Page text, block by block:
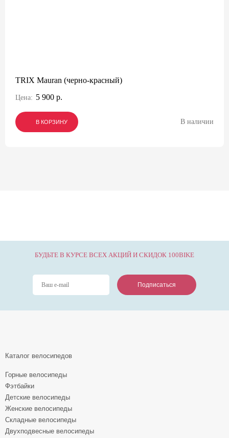
TRIX Mauran (черно-красный)
Цена: 5 900 р.
В КОРЗИНУ
В КОРЗИНУ
В КОРЗИНУ В наличии
БУДЬТЕ В КУРСЕ ВСЕХ АКЦИЙ И СКИДОК 100BIKE
Подписаться
Подписаться
Подписаться
Каталог велосипедов
Горные велосипеды
Фэтбайки
Детские велосипеды
Женские велосипеды
Складные велосипеды
Двухподвесные велосипеды